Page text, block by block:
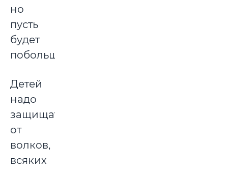
но
пусть
будет
побольше.
Детей
надо
защищать
от
волков,
всяких